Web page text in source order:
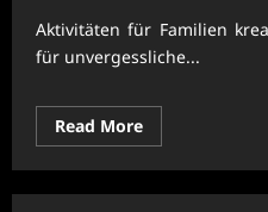
Aktivitäten für Familien
für unvergessliche...
Read MoreRead
more
Gemeinsame